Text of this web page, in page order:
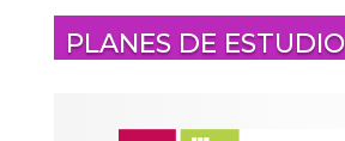
PLANES DE ESTUDIO